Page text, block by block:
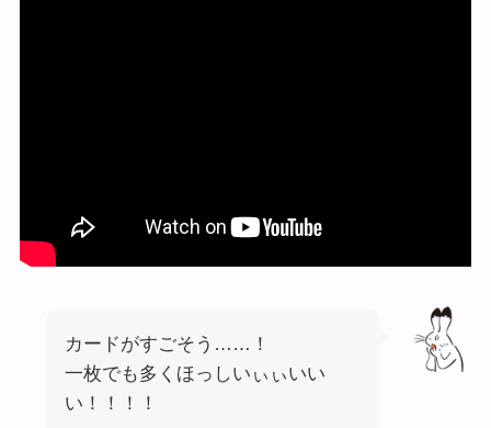
カードがすごそう……！
一枚でも多くほっしいぃぃいい
い！！！！